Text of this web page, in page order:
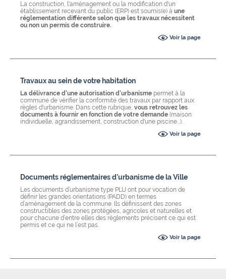
La construction, l'aménagement ou la modification d'un
établissement recevant du public (ERP) est soumis(e) à une
réglementation différente selon que les travaux nécessitent
ou non un permis de construire.
Voir la page
Travaux au sein de votre habitation
La délivrance d'une autorisation d'urbanisme permet à la
commune de vérifier la conformité des travaux par rapport aux
règles d'urbanisme. Dans cette rubrique, vous retrouvez les
documents à fournir en fonction de votre demande (maison
individuelle, agrandissement, construction d'une piscine...).
Voir la page
Documents réglementaires d'urbanisme de la Ville
Les documents d’urbanisme type PLU ont pour vocation de
définir les grandes orientations (PADD) en termes
d’aménagement de la commune. Ils définissent des zones
constructibles des zones protégées, agricoles et naturelles et
pour chacune d’entre elles des règlements précisent ce qui est
permis et ce qui ne l’est pas.
Voir la page